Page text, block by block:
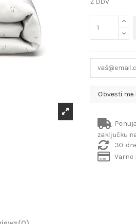
zaključku
30-
Varno